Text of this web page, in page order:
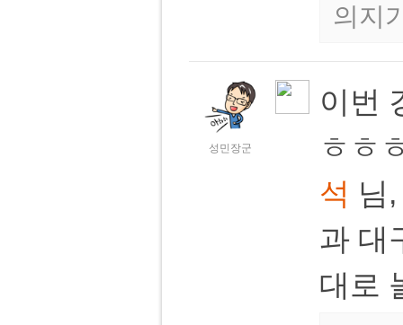
의지
성민장군
이번
ㅎㅎ
석 님
과 대
대로